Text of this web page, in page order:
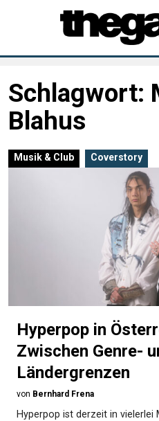
Schlagwort:
Blahus
Musik & Club Coverstory
Hyperpop in
Zwischen Genre-
Ländergrenzen
von Bernhard Frena
Hyperpop ist derzeit in vielerlei